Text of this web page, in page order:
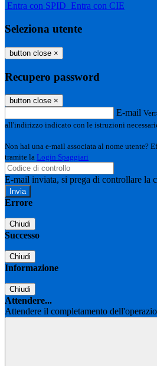
Entra con SPID Entra con CIE
Seleziona utente
button close ×
Recupero password
button close ×
E-mail
all'indirizzo indicato con le istruzioni
Non hai una e-mail associata al nome utente?
tramite la Login Spaggiari
E-mail inviata, si prega di controllare la
Errore
Chiudi
Successo
Chiudi
Informazione
Chiudi
Attendere...
Attendere il completamento